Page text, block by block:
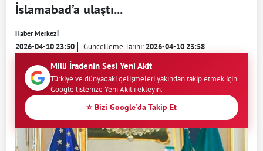
İslamabad’a ulaştı...
Haber Merkezi
2026-04-10 23:50 Güncelleme Tarihi:2026-04-10 23:58
Milli İradenin Sesi Yeni Akit
Türkiye ve dünyadaki gelişmeleri yakından takip etmek için
Google listenize Yeni Akit'i ekleyin.
⭐ Bizi Google'da Takip Et